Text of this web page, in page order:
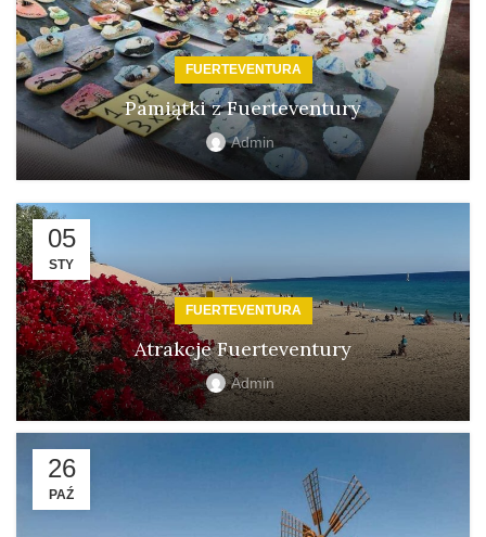
FUERTEVENTURA
Pamiątki z Fuerteventury
Admin
02
FUERTEVENTURA
Mus z gofio
Admin
05
STY
FUERTEVENTURA
Atrakcje Fuerteventury
Admin
26
PAŹ